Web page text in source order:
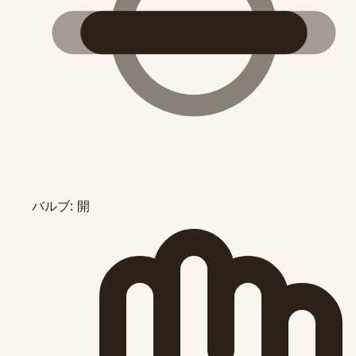
バルブ: 開